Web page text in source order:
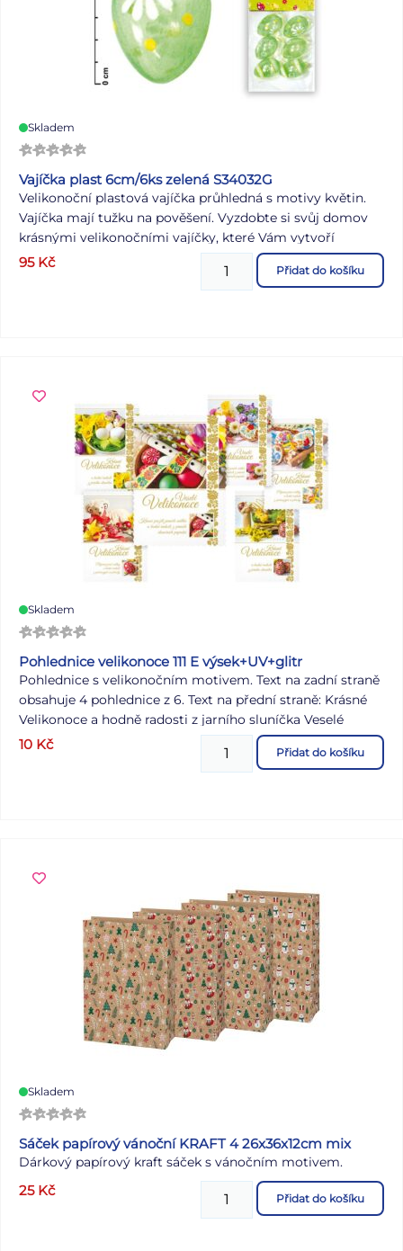
Skladem
Vajíčka plast 6cm/6ks zelená S34032G
Velikonoční plastová vajíčka průhledná s motivy květin.
Vajíčka mají tužku na pověšení. Vyzdobte si svůj domov
krásnými velikonočními vajíčky, které Vám vytvoří
okouzlující atmosféru Velikonoc! Tuto dekoraci můžete
použít na dekorování velikonočních věnců nebo větviček.
95 Kč Přidat do košíku
Skladem
Pohlednice velikonoce 111 E výsek+UV+glitr
Pohlednice s velikonočním motivem. Text na zadní straně
obsahuje 4 pohlednice z 6. Text na přední straně: Krásné
Velikonoce a hodně radosti z jarního sluníčka Veselé
Velikonoce - Krásné prožití jarních svátků a hodně radosti
z prvních slunečních paprsků Krásné Velikonoce -
radosti z prvních jarních paprsků přeje Pohlednice 4:
Klidné prožití velikonočních svátků a hodně radosti z
příchodu jara přeje Pohlednice 5, 6 bez textu Text: 4/6
Papír: pohlednicový karton 240 g Povrchová úprava: glitr
+ výsek + UV lak Dodáváme v mixu po 6 ks dle skladové
zásoby. Uvedená cena je za 1 ks.
10 Kč Přidat do košíku
Skladem
Sáček papírový vánoční KRAFT 4 26x36x12cm mix
Dárkový papírový kraft sáček s vánočním motivem.
25 Kč Přidat do košíku